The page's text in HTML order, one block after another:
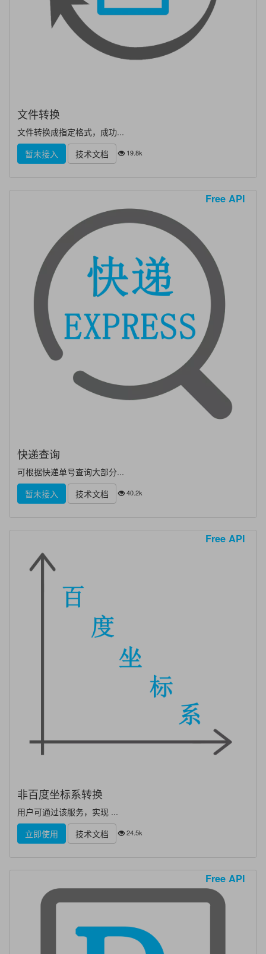
文件转换
文件转换成指定格式，成功...
暂未接入
技术文档 19.8k
Free API
快递查询
可根据快递单号查询大部分...
暂未接入
技术文档 40.2k
Free API
非百度坐标系转换
用户可通过该服务，实现 ...
立即使用
技术文档 24.5k
Free API